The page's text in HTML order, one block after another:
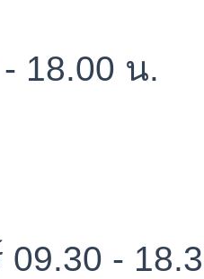
18.00 น.
09.30 -